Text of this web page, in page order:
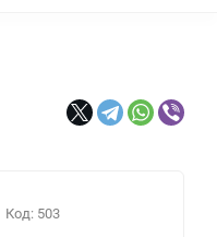
Код: 503